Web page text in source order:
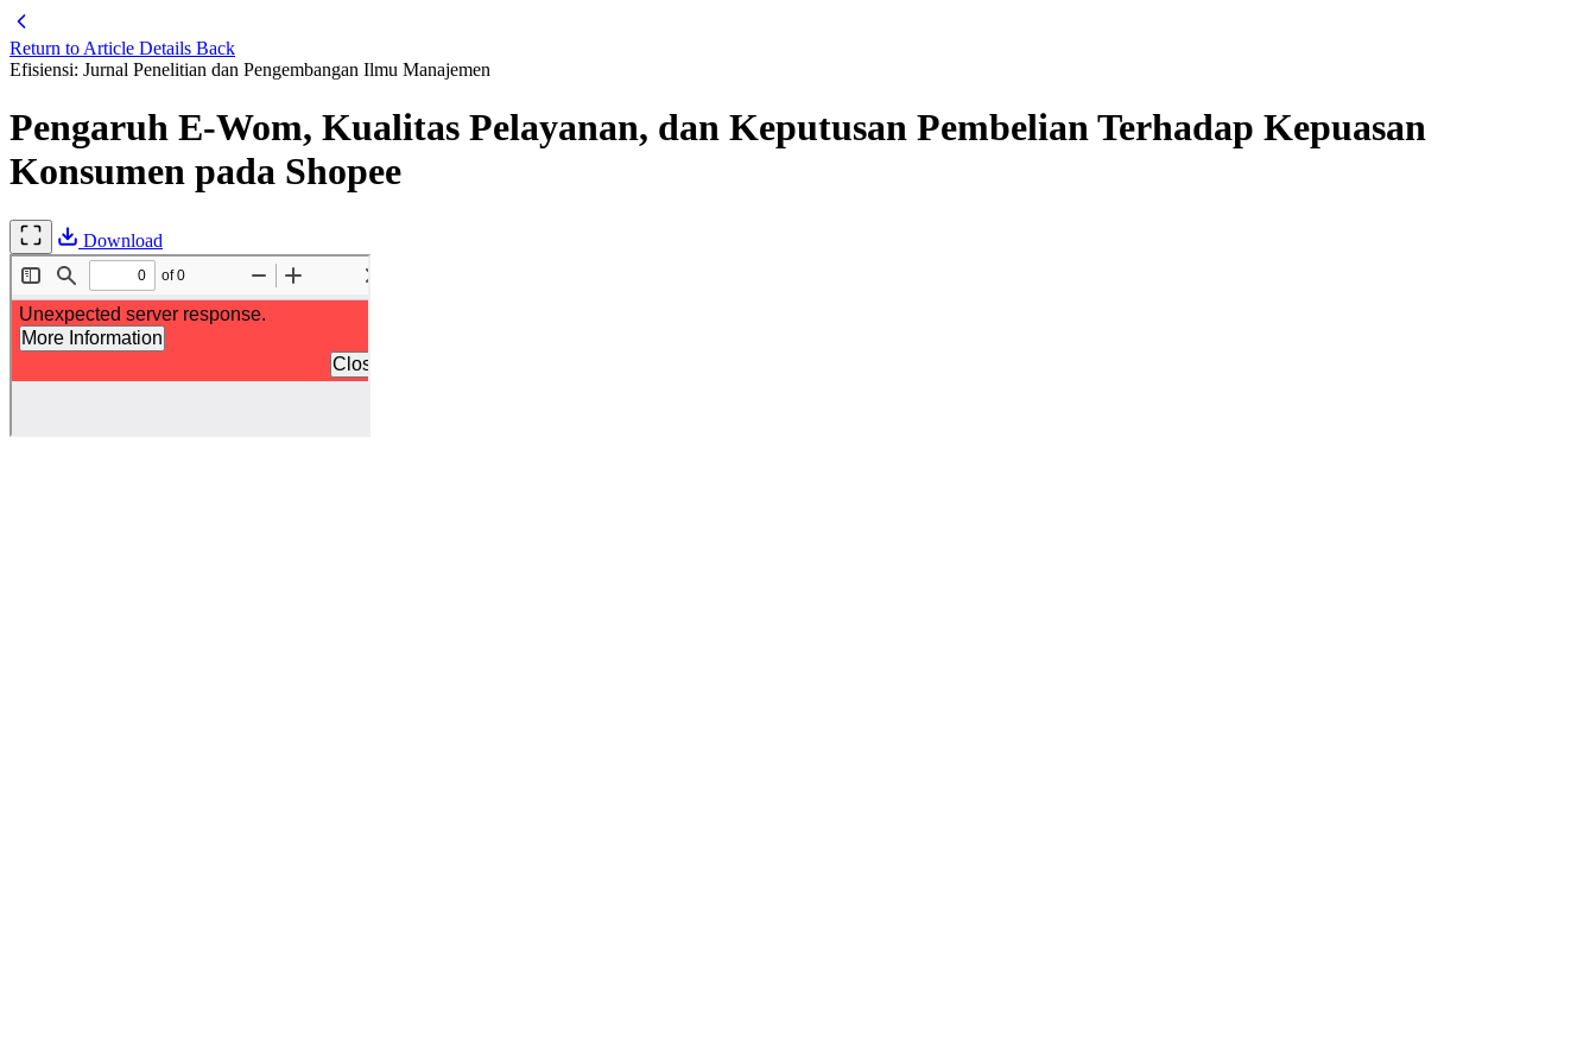
Return to Article Details Back
Efisiensi: Jurnal Penelitian dan Pengembangan Ilmu Manajemen
Pengaruh E-Wom, Kualitas Pelayanan, dan Keputusan Pembelian Terhadap Kepuasan
Konsumen pada Shopee
Download